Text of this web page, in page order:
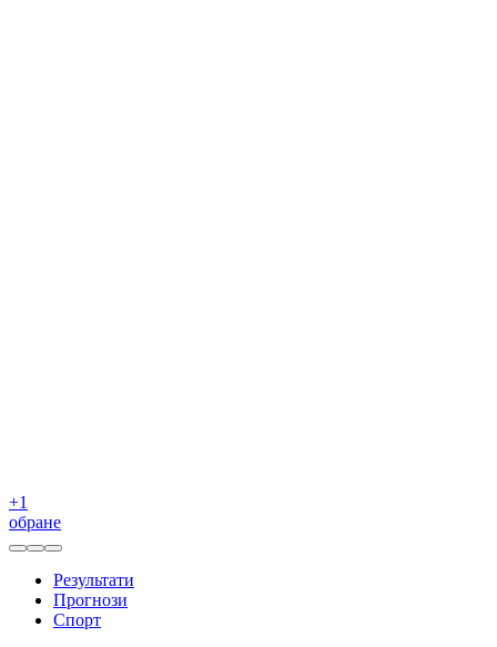
+1
обране
Результати
Прогнози
Спорт